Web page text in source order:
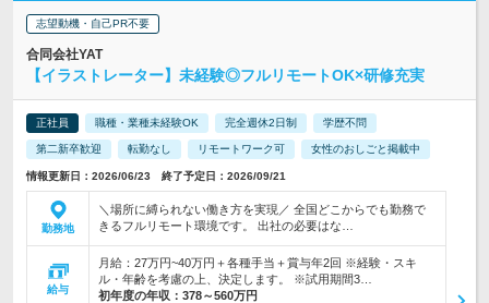
志望動機・自己PR不要
合同会社YAT
【イラストレーター】未経験◎フルリモートOK×研修充実
正社員 職種・業種未経験OK 完全週休2日制 学歴不問
第二新卒歓迎 転勤なし リモートワーク可 女性のおしごと掲載中
情報更新日：2026/06/23 終了予定日：2026/09/21
勤務地
＼場所に縛られない働き方を実現／ 全国どこからでも勤務で
きるフルリモート環境です。 出社の必要はな…
給与
月給：27万円~40万円＋各種手当＋賞与年2回 ※経験・スキ
ル・年齢を考慮の上、決定します。 ※試用期間3…
初年度の年収： 378～560万円